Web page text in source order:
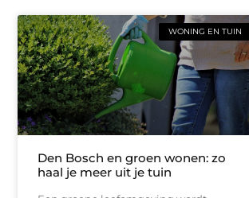
WONING EN TUIN
Den Bosch en groen wonen: zo
haal je meer uit je tuin